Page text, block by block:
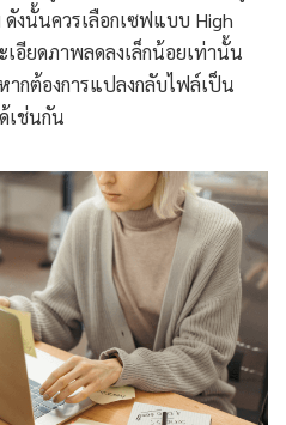
ดังนั้นควรเลือกเซฟแบบ High
อียดภาพลดลงเล็กน้อยเท่านั้น
กต้องการแปลงกลับไฟล์เป็น
เช่นกัน